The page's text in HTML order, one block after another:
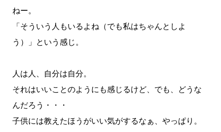
ねー。
「そういう人もいるよね（でも私はちゃんとしよ
う）」という感じ。
人は人、自分は自分。
それはいいことのようにも感じるけど、でも、どうな
んだろう・・・
子供には教えたほうがいい気がするなぁ、やっぱり。